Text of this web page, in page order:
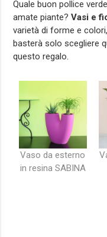
Quale buon pollice
amate piante?Vasi e
varietà di forme e
basterà solo scegliere
questo regalo.
Vaso da esterno
in resina SABINA